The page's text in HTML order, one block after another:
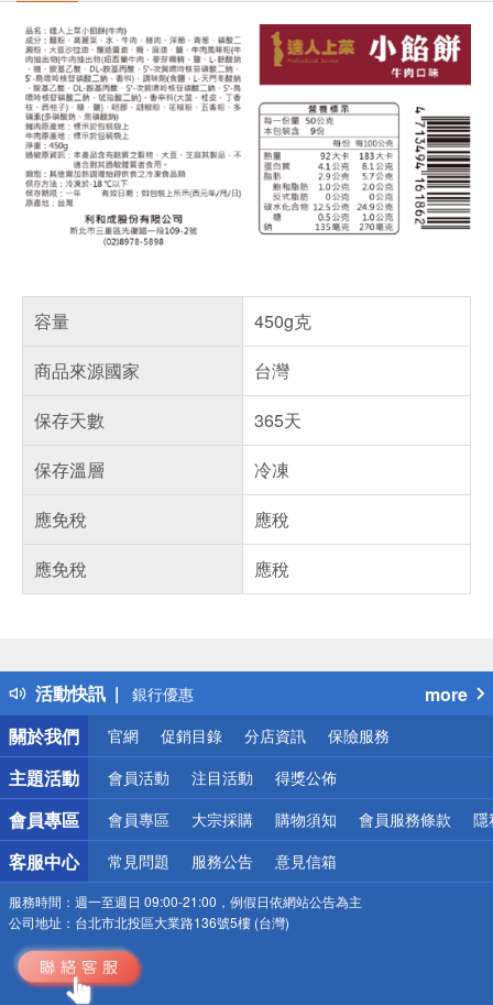
容量
450g克
商品來源國家
台灣
保存天數
365天
保存溫層
冷凍
應免稅
應稅
應免稅
應稅
活動快訊
偏遠地區配送
熱門話題
銀行優惠
偏遠地區配送
詐騙網頁！請小心！
more
關於我們
官網 促銷目錄 分店資訊 保險服務
主題活動 會員活動 注目活動 得獎公佈
會員專區 會員專區 大宗採購 購物須知 會員服務條款 隱
客服中心 常見問題 服務公告 意見信箱
服務時間： 週一至週日 09:00-21:00，例假日依網站公告為主
公司地址： 台北市北投區大業路136號5樓 (台灣)